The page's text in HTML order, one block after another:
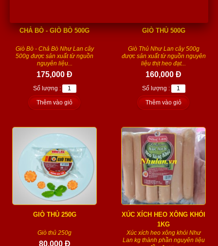
CHẢ BÒ - GIÒ BÒ 500G
Giò Bò - Chả Bò Như Lan cây
500g được sản xuất từ nguồn
nguyên liệu...
175,000 Đ
Số lượng :
Thêm vào giỏ
GIÒ THỦ 500G
Giò Thủ Như Lan cây 500g
được sản xuất từ nguồn nguyên
liệu thịt heo đạt...
160,000 Đ
Số lượng :
Thêm vào giỏ
GIÒ THỦ 250G
Giò thủ 250g
80,000 Đ
XÚC XÍCH HEO XÔNG KHÓI
1KG
Xúc xích heo xông khói Như
Lan kg thành phần nguyên liệu